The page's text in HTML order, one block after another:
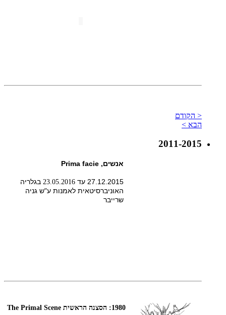
< הקודם
הבא >
2011-2015
אנשים, Prima facie
27.12.2015 עד 23.05.2016 בגלריה
האוניברסיטאית לאמנות ע"ש גניה
שרייבר
1980: הסצנה הראשית The Primal Scene